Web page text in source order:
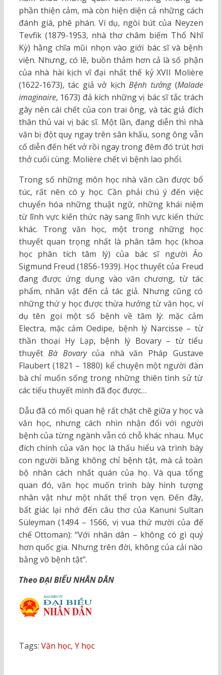
phần thiện cảm, mà còn hiện diện cả những cách
đánh giá, phê phán. Ví dụ, ngòi bút của Neyzen
Tevfik (1879-1953, nhà thơ châm biếm Thổ Nhĩ
Kỳ) hằng chĩa mũi nhọn vào giới bác sĩ và bệnh
viện. Nhưng, có lẽ, buồn thảm hơn cả là số phận
của nhà hài kịch vĩ đại nhất thế kỷ XVII Molière
(1622-1673), tác giả vở kịchBệnh tưởng(Malade
imaginaire, 1673) đả kích những vị bác sĩ tắc trách
gây nên cái chết của con trai ông, và tác giả đích
thân thủ vai vị bác sĩ. Một lần, đang diễn thì nhà
văn bị đột quỵ ngay trên sân khấu, song ông vẫn
cố diễn đến hết vở rồi ngay trong đêm đó trút hơi
thở cuối cùng. Molière chết vì bệnh lao phổi.
Trong số những môn học nhà văn cần được bổ
túc, rất nên có y học. Cần phải chú ý đến việc
chuyển hóa những thuật ngữ, những khái niệm
từ lĩnh vực kiến thức này sang lĩnh vực kiến thức
khác. Trong văn học, một trong những học
thuyết quan trọng nhất là phân tâm học (khoa
học phân tích tâm lý) của bác sĩ người Áo
Sigmund Freud (1856-1939). Học thuyết của Freud
đang được ứng dụng vào văn chương, từ tác
phẩm, nhân vật đến cả tác giả. Nhưng cũng có
những thứ y học được thừa hưởng từ văn học, ví
dụ tên gọi một số bệnh về tâm lý: mặc cảm
Electra, mặc cảm Oedipe, bệnh lý Narcisse – từ
thần thoại Hy Lạp, bệnh lý Bovary – từ tiểu
thuyếtBà Bovarycủa nhà văn Pháp Gustave
Flaubert (1821 – 1880) kể chuyện một người đàn
bà chỉ muốn sống trong những thiên tình sử từ
các tiểu thuyết mình đã đọc được…
Dẫu đã có mối quan hệ rất chặt chẽ giữa y học và
văn học, nhưng cách nhìn nhận đối với người
bệnh của từng ngành vẫn có chỗ khác nhau. Mục
đích chính của văn học là thấu hiểu và trình bày
con người bằng không chỉ bệnh tật, mà cả toàn
bộ nhân cách nhất quán của họ. Và qua tổng
quan đó, văn học muốn trình bày hình tượng
nhân vật như một nhất thể trọn vẹn. Đến đây,
bất giác lại nhớ đến câu thơ của Kanuni Sultan
Süleyman (1494 – 1566, vị vua thứ mười của đế
chế Ottoman): “Với nhân dân – không có gì quý
hơn quốc gia. Nhưng trên đời, không của cải nào
bằng vô bệnh tật”.
Theo ĐẠI BIỂU NHÂN DÂN
Tags: Văn học, Y học